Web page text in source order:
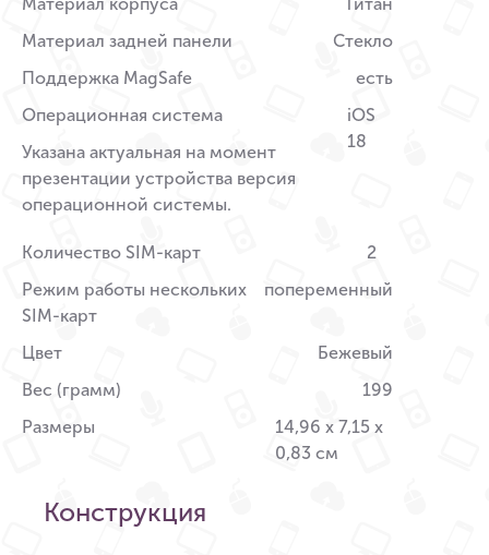
Материал задней панели
Стекло
Поддержка MagSafe
есть
Операционная система
Указана актуальная на момент
презентации устройства версия
операционной системы.
iOS
18
Количество SIM-карт
2
Режим работы нескольких
SIM-карт
попеременный
Цвет
Бежевый
Вес (грамм)
199
Размеры
14,96 x 7,15 x
0,83 см
Конструкция